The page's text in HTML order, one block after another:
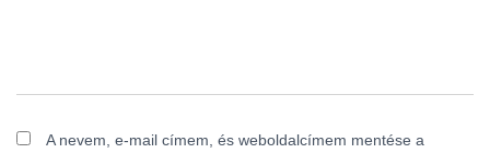
A nevem, e-mail címem, és weboldalcímem mentése a